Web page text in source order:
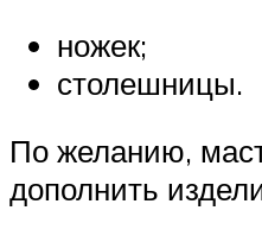
ножек;
столешницы.
По желанию,
дополнить